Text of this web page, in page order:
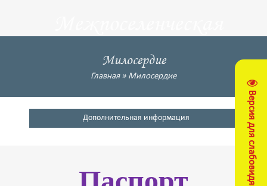
Версия для слабовидящих
центральная
библиотека
Кущевский район
Милосердие
Главная» Милосердие
Дополнительная информация